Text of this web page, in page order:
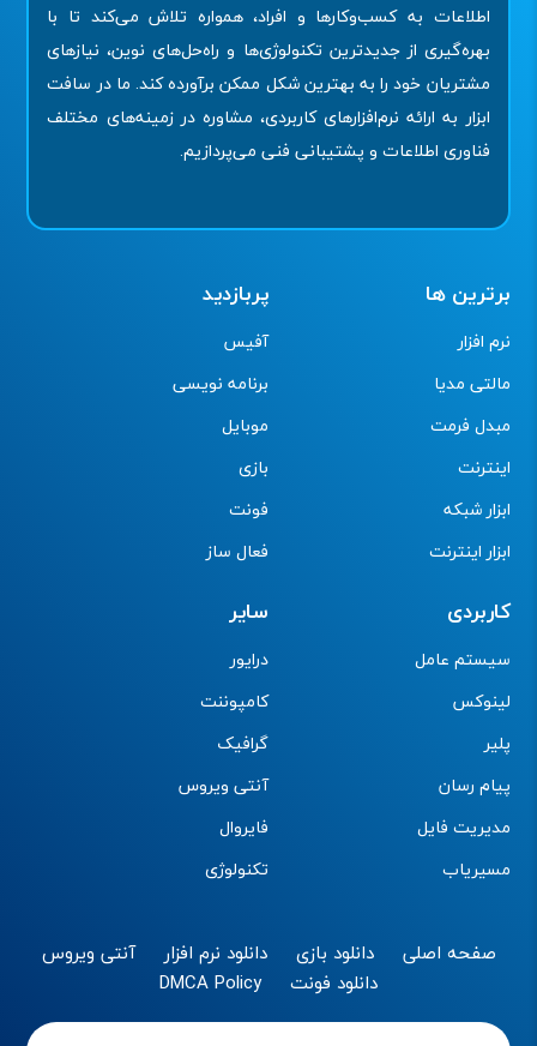
اطلاعات به کسب‌وکارها و افراد، همواره تلاش می‌کند تا با
بهره‌گیری از جدیدترین تکنولوژی‌ها و راه‌حل‌های نوین، نیازهای
مشتریان خود را به بهترین شکل ممکن برآورده کند. ما در سافت
ابزار به ارائه نرم‌افزارهای کاربردی، مشاوره در زمینه‌های مختلف
فناوری اطلاعات و پشتیبانی فنی می‌پردازیم.
برترین ها
نرم افزار
مالتی مدیا
مبدل فرمت
اینترنت
ابزار شبکه
ابزار اینترنت
پربازدید
آفیس
برنامه نویسی
موبایل
بازی
فونت
فعال ساز
کاربردی
سیستم عامل
لینوکس
پلیر
پیام رسان
مدیریت فایل
مسیریاب
سایر
درایور
کامپوننت
گرافیک
آنتی ویروس
فایروال
تکنولوژی
صفحه اصلی دانلود بازی دانلود نرم افزار
آنتی ویروس
دانلود فونت
DMCA Policy